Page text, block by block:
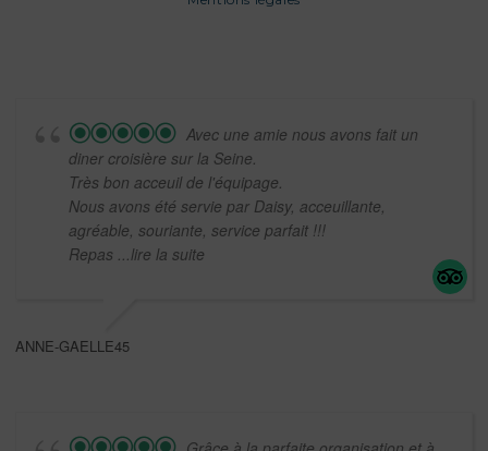
Avec une amie nous avons fait un
diner croisière sur la Seine.
Très bon acceuil de l'équipage.
Nous avons été servie par Daisy, acceuillante,
agréable, souriante, service parfait !!!
Repas ...lire la suite
ANNE-GAELLE45